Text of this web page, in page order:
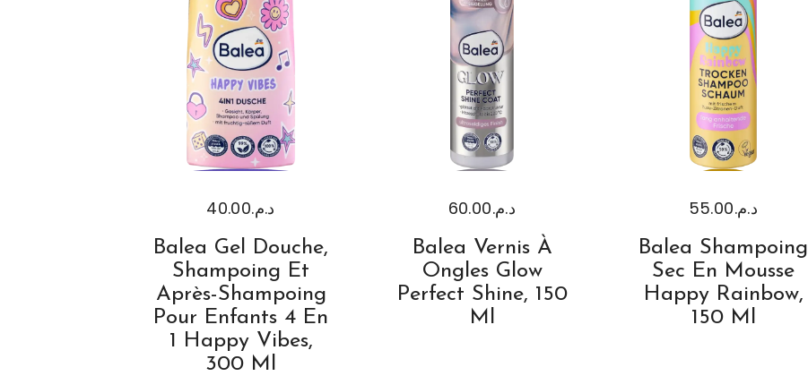
د.م.40.00
Balea Gel Douche,
Shampoing Et
Après-Shampoing
Pour Enfants 4 En
1 Happy Vibes,
300 Ml
د.م.60.00
Balea Vernis À
Ongles Glow
Perfect Shine, 150
Ml
د.م.55.00
Balea Shampoing
Sec En Mousse
Happy Rainbow,
150 Ml